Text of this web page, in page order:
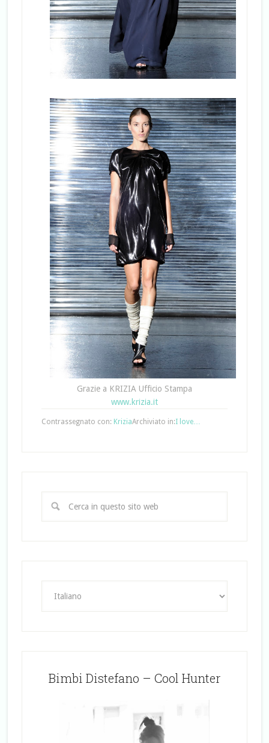
Grazie a KRIZIA Ufficio Stampa
www.krizia.it
Archiviato in:I love…
Contrassegnato con: Krizia
Bimbi Distefano – Cool Hunter